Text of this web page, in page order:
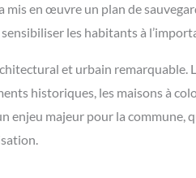
en œuvre un plan de
les habitants à
et urbain
historiques, les maisons à
enjeu majeur pour la commune,